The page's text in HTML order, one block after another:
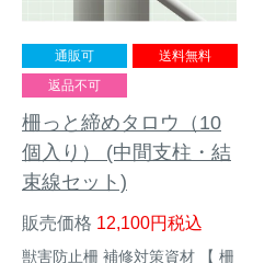
通販可
送料無料
返品不可
柵っと締めタロウ（10
個入り） (中間支柱・結
束線セット)
販売価格 12,100 税込
獣害防止柵 補修対策資材 【 柵